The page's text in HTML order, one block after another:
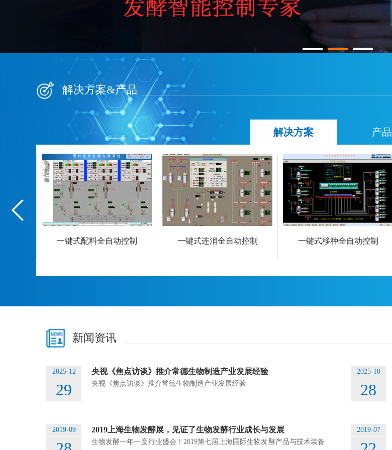
解决方案&产品
解决方案 产品
一键式配料全自动控制 一键式连消全自动控制 一键式移种全自动控制
新闻资讯
2025-12
29
央视《焦点访谈》推介常德生物制造产业发展经验
央视《焦点访谈》推介常德生物制造产业发展经验
2025-10
28
2019-09 2019上海生物发酵展，见证了生物发酵行业成长与发展
生物发酵一年一度行业盛会！2019第七届上海国际生物发酵产品与技术装备
2019-07